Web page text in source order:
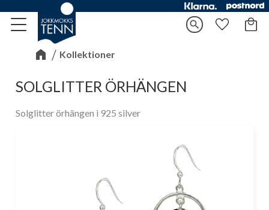
Meny search Favoriter
Kollektioner
SOLGLITTER ÖRHÄNGEN
Solglitter örhängen i 925 silver